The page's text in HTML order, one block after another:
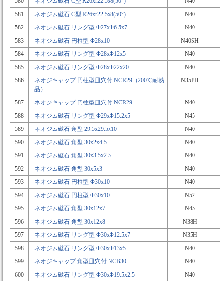
581
ネオジム磁石 C型 R26xr22.5x8(50°)
N40
582
ネオジム磁石 リング型 Φ27xΦ6.5x7
N40
583
ネオジム磁石 円柱型 Φ28x10
N40SH
584
ネオジム磁石 リング型 Φ28xΦ12x5
N40
585
ネオジム磁石 リング型 Φ28xΦ22x20
N40
586
ネオジキャップ 円柱型皿穴付 NCR29（200℃耐熱
品）
N35EH
587 ネオジキャップ 円柱型皿穴付 NCR29
N40
588
ネオジム磁石 リング型 Φ29xΦ15.2x5
N45
589
ネオジム磁石 角型 29.5x29.5x10
N40
590
ネオジム磁石 角型 30x2x4.5
N40
591
ネオジム磁石 角型 30x3.5x2.5
N40
592
ネオジム磁石 角型 30x5x3
N40
593
ネオジム磁石 円柱型 Φ30x10
N40
594
ネオジム磁石 円柱型 Φ30x10
N52
595
ネオジム磁石 角型 30x12x7
N45
596
ネオジム磁石 角型 30x12x8
N38H
597
ネオジム磁石 リング型 Φ30xΦ12.5x7
N35H
598
ネオジム磁石 リング型 Φ30xΦ13x5
N40
599
ネオジキャップ 角型皿穴付 NCB30
N40
600
ネオジム磁石 リング型 Φ30xΦ19.5x2.5 N40